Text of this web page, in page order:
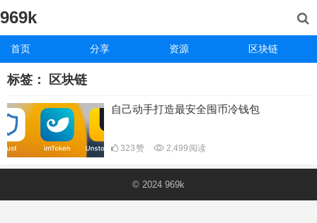
969k
首页 分享 资源 区块链
标签： 区块链
自己动手打造最安全囤币冷钱包
323赞 2,499 阅读
© 2024 969k